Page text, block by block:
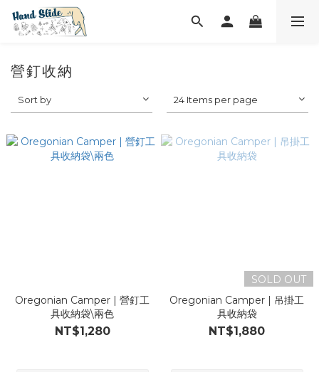
營釘收納
Sort by 24 Items per page
Oregonian Camper | 營釘工
具收納袋\兩色
NT$1,280
SOLD OUT
Oregonian Camper | 吊掛工
具收納袋
NT$1,880